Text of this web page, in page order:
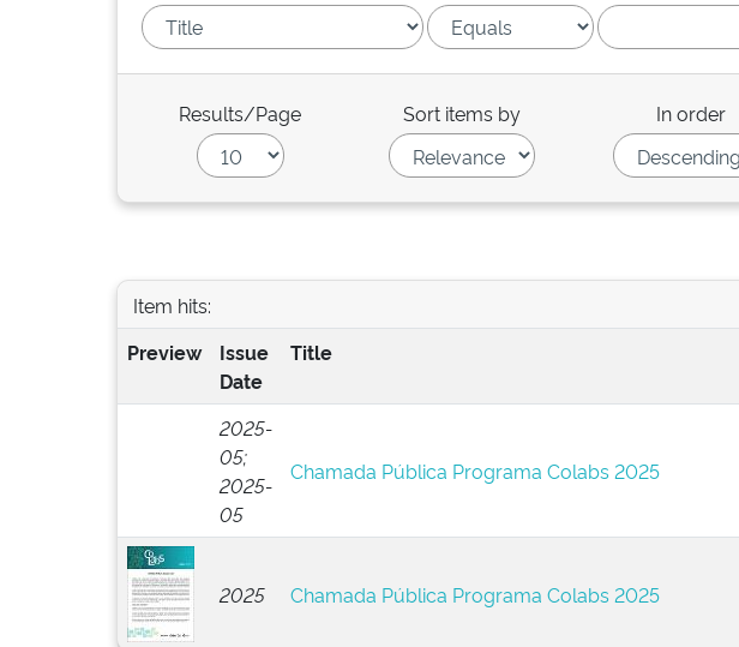
Results/Page Sort items by In order
Item hits:
Preview
Issue
Date
Title
2025-
05;
2025-
05
Chamada Pública Programa Colabs 2025
2025 Chamada Pública Programa Colabs 2025